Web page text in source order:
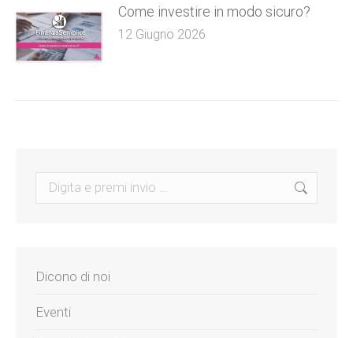
Come investire in modo sicuro?
12 Giugno 2026
Search:
Dicono di noi
Eventi